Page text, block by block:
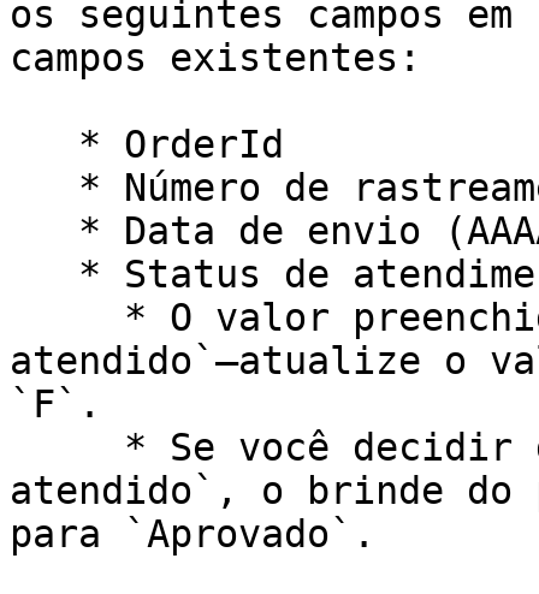
os seguintes campos em
campos existentes:
atendido`—atualize o
`F`.
atendido`, o brinde do
para `Aprovado`.